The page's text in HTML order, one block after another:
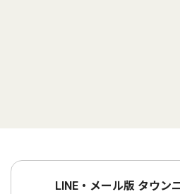
LINE・メール版 タウン